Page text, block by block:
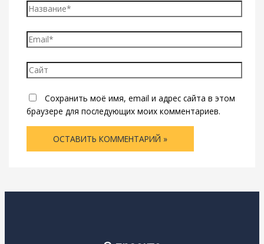
Название*
Email*
Сайт
Сохранить моё имя, email и адрес сайта в этом
браузере для последующих моих комментариев.